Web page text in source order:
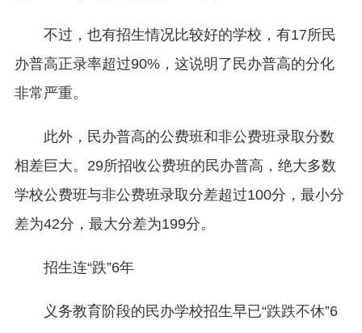
不过，也有招生情况比较好的学校，有17所民
办普高正录率超过90%，这说明了民办普高的分化
非常严重。
此外，民办普高的公费班和非公费班录取分数
相差巨大。29所招收公费班的民办普高，绝大多数
学校公费班与非公费班录取分差超过100分，最小分
差为42分，最大分差为199分。
招生连“跌”6年
义务教育阶段的民办学校招生早已“跌跌不休”6